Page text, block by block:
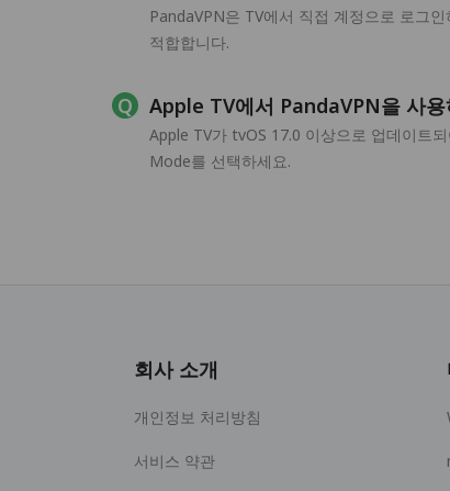
PandaVPN은 TV에서 직접 계정으로 로그
적합합니다.
Apple TV에서 PandaVPN을 사
Apple TV가 tvOS 17.0 이상으로 업데이트
Mode를 선택하세요.
회사 소개
개인정보 처리방침
서비스 약관